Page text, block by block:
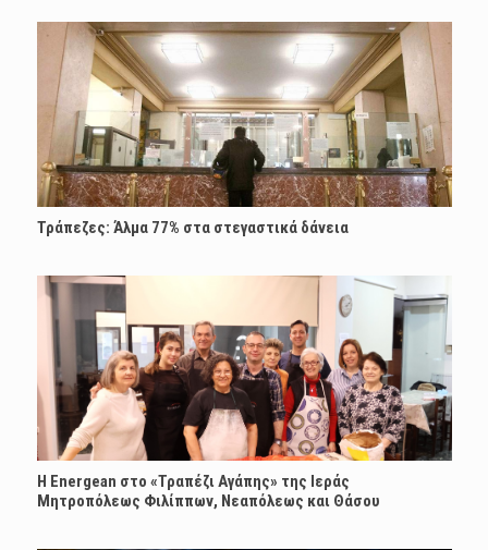
Τράπεζες: Άλμα 77% στα στεγαστικά δάνεια
H Energean στο «Τραπέζι Αγάπης» της Ιεράς
Μητροπόλεως Φιλίππων, Νεαπόλεως και Θάσου